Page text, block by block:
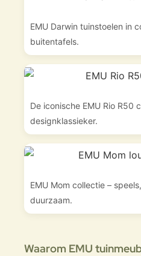
EMU Darwin tuinstoelen in
buitentafels.
De iconische EMU Rio R50
designklassieker.
EMU Mom collectie –
duurzaam.
Waarom EMU